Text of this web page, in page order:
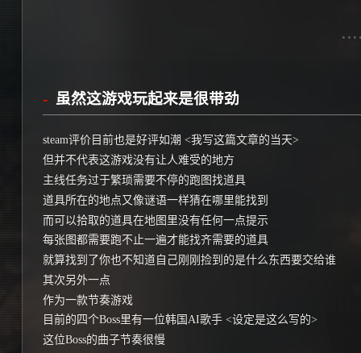
虽然这游戏玩起来是很带劲
steam评价目前也是好评如潮 <我写这篇文章的当天>
但并不代表这游戏没有让人难受的地方
主线任务过于繁琐需要不停的跑图找道具
道具所在的地点又像谜语一样猜在哪里能找到
而可以拾取的道具在地图里没有任何一点提示
每张图都需要跑不止一遍才能找齐需要的道具
就算找到了你也不知道自己刚刚捡到的是什么东西要交给谁
其次另外一点
作为一款节奏游戏
目前的四个Boss里有一位韩国AI歌手 <设定是这么写的>
这位Boss的曲子节奏很慢